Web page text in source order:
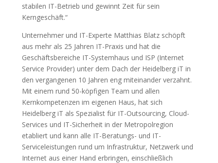
stabilen IT-Betrieb und gewinnt Zeit für sein
Kerngeschäft.“
Unternehmer und IT-Experte Matthias Blatz schöpft
aus mehr als 25 Jahren IT-Praxis und hat die
Geschäftsbereiche IT-Systemhaus und ISP (Internet
Service Provider) unter dem Dach der Heidelberg iT in
den vergangenen 10 Jahren eng miteinander verzahnt.
Mit einem rund 50-köpfigen Team und allen
Kernkompetenzen im eigenen Haus, hat sich
Heidelberg iT als Spezialist für IT-Outsourcing, Cloud-
Services und IT-Sicherheit in der Metropolregion
etabliert und kann alle IT-Beratungs- und IT-
Serviceleistungen rund um Infrastruktur, Netzwerk und
Internet aus einer Hand erbringen, einschließlich